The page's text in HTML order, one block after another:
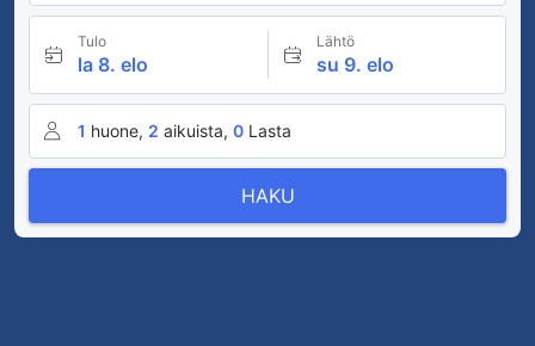
Tulo
la 8. elo
Lähtö
su 9. elo
1 huone, 2 aikuista, 0 Lasta
HAKU